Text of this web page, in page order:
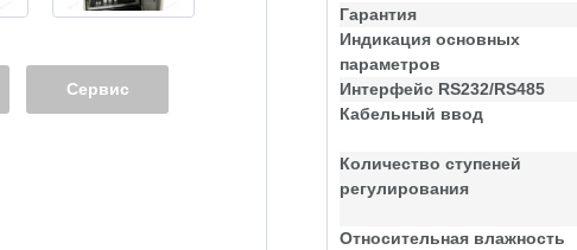
Сервис
Гарантия
Индикация основных
параметров
Интерфейс RS232/RS485
Кабельный ввод
Количество ступеней
регулирования
Относительная влажность